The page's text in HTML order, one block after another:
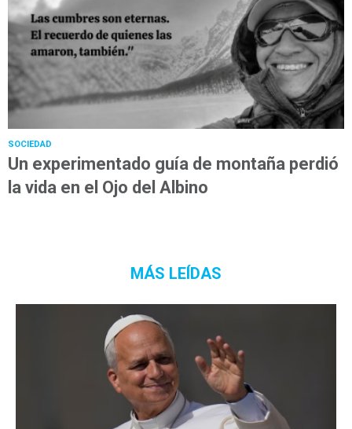
SOCIEDAD
Un experimentado guía de montaña perdió
la vida en el Ojo del Albino
MÁS LEÍDAS